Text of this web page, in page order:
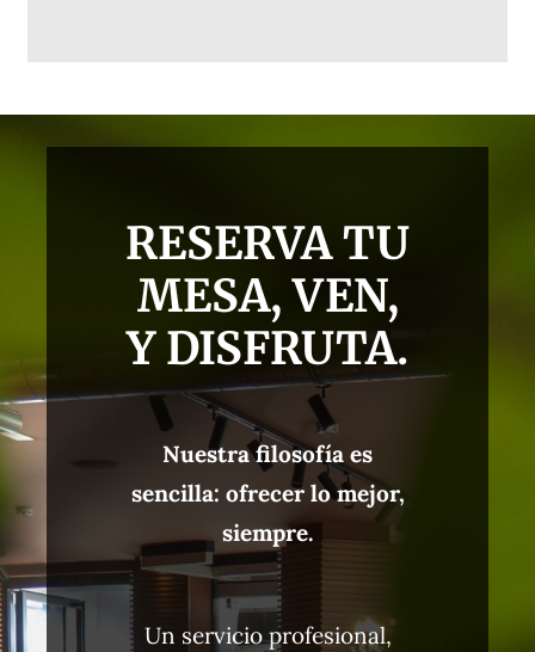
RESERVA TU
MESA, VEN,
Y DISFRUTA.
Nuestra filosofía es
sencilla: ofrecer lo mejor,
siempre.
Un servicio profesional,